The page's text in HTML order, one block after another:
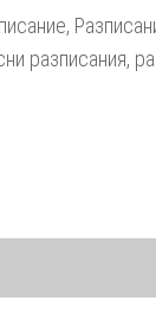
разписания,